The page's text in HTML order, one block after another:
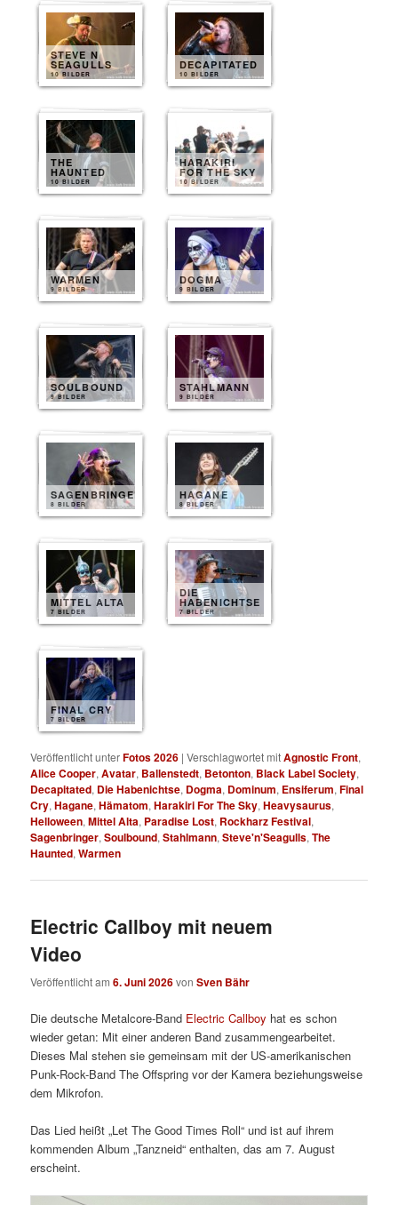
STEVE N
SEAGULLS
10 BILDER
DECAPITATED
10 BILDER
THE
HAUNTED
10 BILDER
HARAKIRI
FOR THE SKY
10 BILDER
WARMEN
9 BILDER
DOGMA
9 BILDER
SOULBOUND
9 BILDER
STAHLMANN
9 BILDER
SAGENBRINGER
8 BILDER
HAGANE
8 BILDER
MITTEL ALTA
7 BILDER
DIE
HABENICHTSE
7 BILDER
FINAL CRY
7 BILDER
Veröffentlicht unterFotos 2026 |Verschlagwortet mitAgnostic Front,
Alice Cooper,Avatar, Ballenstedt, Betonton, Black Label Society,
Decapitated, Die Habenichtse, Dogma, Dominum, Ensiferum,Final
Cry,Hagane,Hämatom,Harakiri For The Sky,Heavysaurus,
Helloween,Mittel Alta, Paradise Lost, Rockharz Festival,
Sagenbringer,Soulbound,Stahlmann,Steve'n'Seagulls,The
Haunted,Warmen
Electric Callboy mit neuem
Video
Veröffentlicht am6. Juni 2026vonSven Bähr
Die deutsche Metalcore-Band Electric Callboy hat es schon
wieder getan: Mit einer anderen Band zusammengearbeitet.
Dieses Mal stehen sie gemeinsam mit der US-amerikanischen
Punk-Rock-Band The Offspring vor der Kamera beziehungsweise
dem Mikrofon.
Das Lied heißt „Let The Good Times Roll“ und ist auf ihrem
kommenden Album „Tanzneid“ enthalten, das am 7. August
erscheint.